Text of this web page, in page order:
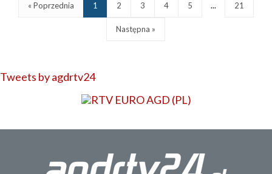
« Poprzednia 1 2 3 4 5 ... 21
Następna »
Tweets by agdrtv24